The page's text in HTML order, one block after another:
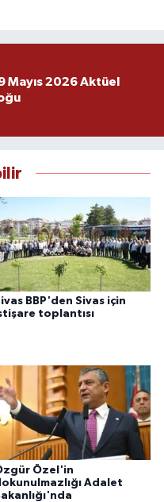
Mayıs 2026 Aktüel
BBP'den Sivas için
toplantısı
Özel'in
Adalet